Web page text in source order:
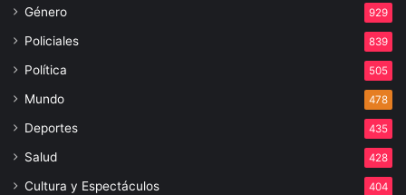
Género 929
Policiales 839
Política 505
Mundo 478
Deportes 435
Salud 428
Cultura y Espectáculos 404